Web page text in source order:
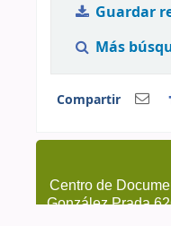
Guardar
Más
Compartir
Centro de
González Prada